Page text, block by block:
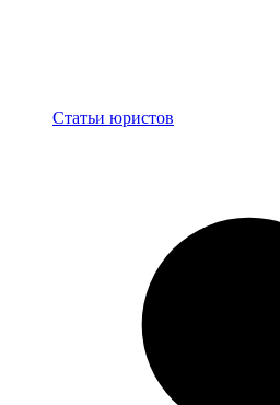
Блог
Статьи юристов